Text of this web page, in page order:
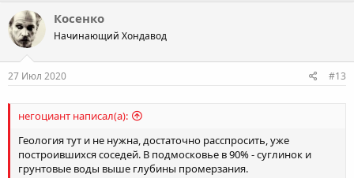
Косенко
Начинающий Хондавод
27 Июл 2020 #13
негоциант написал(а):
Геология тут и не нужна, достаточно расспросить, уже
построившихся соседей. В подмосковье в 90% - суглинок и
грунтовые воды выше глубины промерзания.